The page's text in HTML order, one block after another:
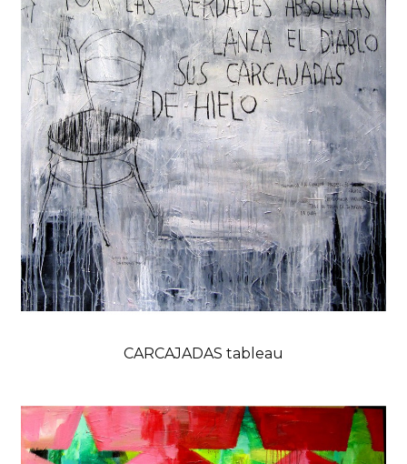
CARCAJADAS tableau